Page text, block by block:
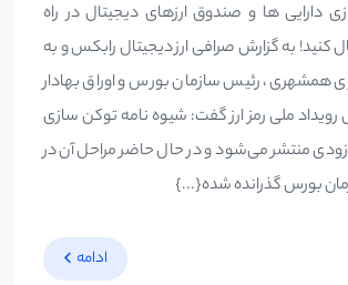
دارایی ها و صندوق ارزهای دیجیتال در راه
کنید! به گزارش صرافی ارز دیجیتال رابکس و به
همشهری، رئیس سازمان بورس و اوراق بهادار
رویداد ملی رمز ارز گفت: شیوه نامه توکن سازی
منتشر می‌شود و در حال حاضر مراحل آن در
بورس گذرانده شده{...}
ادامه